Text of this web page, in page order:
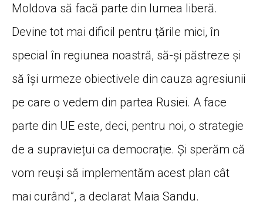
Moldova să facă parte din lumea liberă.
Devine tot mai dificil pentru țările mici, în
special în regiunea noastră, să-și păstreze și
să își urmeze obiectivele din cauza agresiunii
pe care o vedem din partea Rusiei. A face
parte din UE este, deci, pentru noi, o strategie
de a supraviețui ca democrație. Și sperăm că
vom reuși să implementăm acest plan cât
mai curând”, a declarat Maia Sandu.